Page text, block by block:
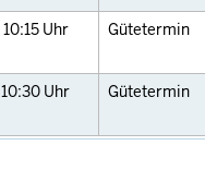
10:15 Uhr Gütetermin
10:30 Uhr Gütetermin